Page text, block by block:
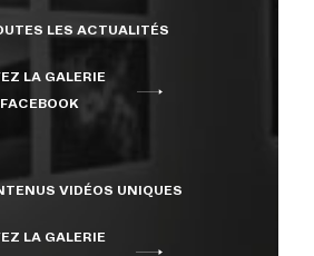
LES ACTUALITÉS
LA GALERIE
VIDÉOS UNIQUES
LA GALERIE